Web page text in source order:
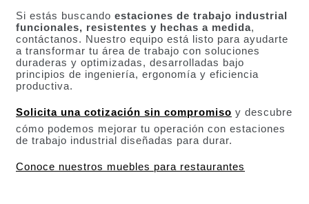
Si estás buscando estaciones de trabajo industrial
funcionales, resistentes y hechas a medida,
contáctanos. Nuestro equipo está listo para ayudarte
a transformar tu área de trabajo con soluciones
duraderas y optimizadas, desarrolladas bajo
principios de ingeniería, ergonomía y eficiencia
productiva.
Solicita una cotización sin compromiso y descubre
cómo podemos mejorar tu operación con estaciones
de trabajo industrial diseñadas para durar.
Conoce nuestros muebles para restaurantes